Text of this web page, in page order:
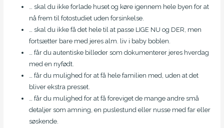
… skal du ikke forlade huset og køre igennem hele byen for at
nå frem til fotostudiet uden forsinkelse.
… skal du ikke få det hele til at passe LIGE NU og DER, men
fortsætter bare med jeres alm. liv i baby boblen.
… får du autentiske billeder som dokumenterer jeres hverdag
med en nyfødt.
… får du mulighed for at få hele familien med, uden at det
bliver ekstra presset.
… får du mulighed for at få foreviget de mange andre små
detaljer som amning, en puslestund eller nusse med far eller
søskende.